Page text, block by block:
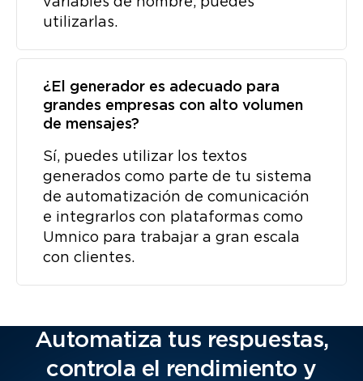
utilizarlas.
¿El generador es adecuado para
grandes empresas con alto volumen
de mensajes?
Sí, puedes utilizar los textos
generados como parte de tu sistema
de automatización de comunicación
e integrarlos con plataformas como
Umnico para trabajar a gran escala
con clientes.
Automatiza tus respuestas,
controla el rendimiento y